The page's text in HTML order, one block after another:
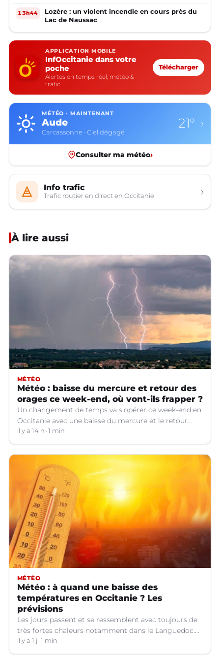
13h44
Lozère : un violent incendie en cours près du
Lac de Naussac
APPLICATION MOBILE
InfOccitanie dans votre
poche
Alertes en temps réel, météo &
trafic
Télécharger
MÉTÉO · MAINTENANT
Aude
Carcassonne · Ciel dégagé
21° ›
Consulter ma météo›
Info trafic
Trafic routier en direct en Occitanie ›
À lire aussi
MÉTÉO
Météo : baisse du mercure et retour des
orages ce week-end, où vont-ils frapper ?
Un changement de temps va s'opérer ce week-end en
Occitanie avec une baisse du mercure et le retour
d'orages dans certains départements.
il y a 14 h 1 min
MÉTÉO
Météo : à quand une baisse des
températures en Occitanie ? Les
prévisions
Les jours passent et se ressemblent avec toujours de
très fortes chaleurs notamment dans le Languedoc.
Jusqu’à quand ?
il y a 1 j 1 min